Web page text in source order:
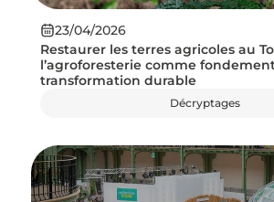
Décryptages
Restaurer les terres agricoles au
l’agroforesterie comme
transformation durable
23/04/2026